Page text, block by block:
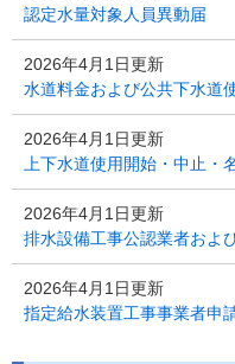
認定水量対象人員異動届
2026年4月1日更新
水道料金および公共下水道
2026年4月1日更新
上下水道使用開始・中止・
2026年4月1日更新
排水設備工事公認業者およ
2026年4月1日更新
指定給水装置工事事業者申